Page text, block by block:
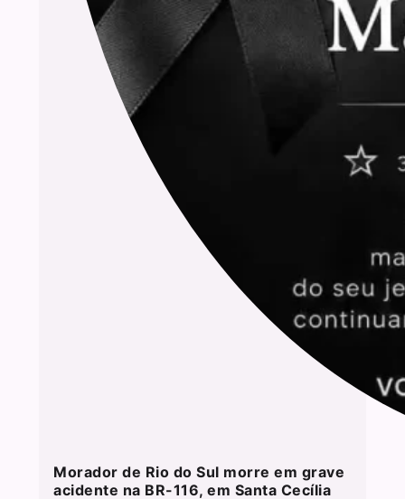
Morador de Rio do Sul morre em grave
acidente na BR-116, em Santa Cecília